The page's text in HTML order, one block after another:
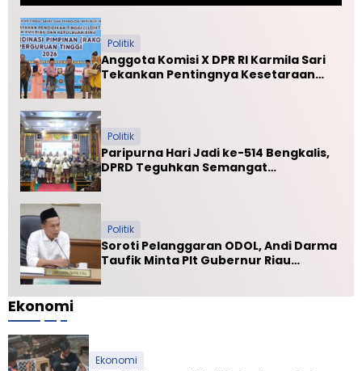
Politik
Anggota Komisi X DPR RI Karmila Sari
Tekankan Pentingnya Kesetaraan
Politik
Paripurna Hari Jadi ke-514 Bengkalis,
DPRD Teguhkan Semangat
Politik
Soroti Pelanggaran ODOL, Andi Darma
Taufik Minta Plt Gubernur Riau
Ekonomi
Ekonomi